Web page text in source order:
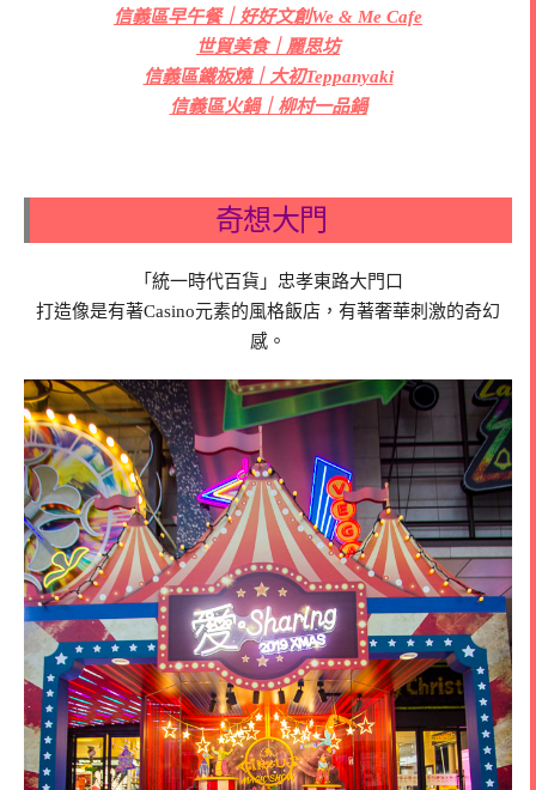
信義區早午餐｜好好文創We & Me Cafe
世貿美食｜麗思坊
信義區鐵板燒｜大初Teppanyaki
信義區火鍋｜柳村一品鍋
奇想大門
「統一時代百貨」忠孝東路大門口
打造像是有著Casino元素的風格飯店，有著奢華刺激的奇幻
感。